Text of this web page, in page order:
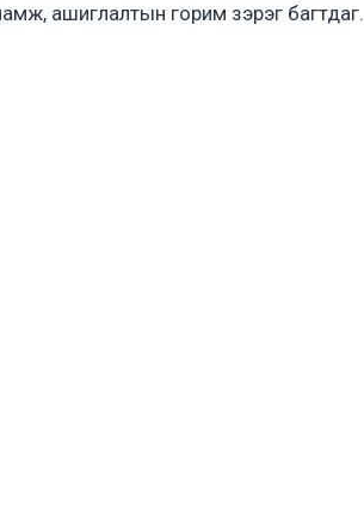
ашиглалтын горим зэрэг багтдаг.